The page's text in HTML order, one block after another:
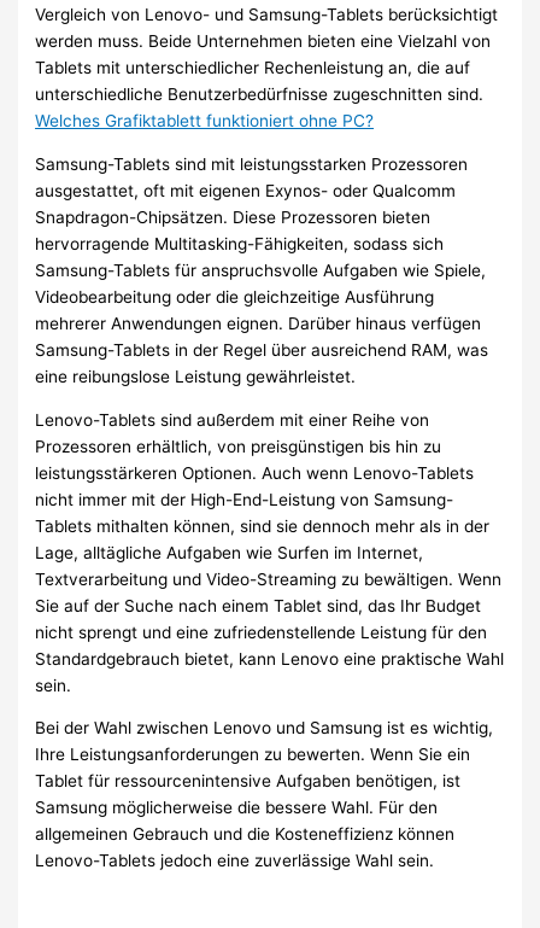
Vergleich von Lenovo- und Samsung-Tablets berücksichtigt
werden muss. Beide Unternehmen bieten eine Vielzahl von
Tablets mit unterschiedlicher Rechenleistung an, die auf
unterschiedliche Benutzerbedürfnisse zugeschnitten sind.
Welches Grafiktablett funktioniert ohne PC?
Samsung-Tablets sind mit leistungsstarken Prozessoren
ausgestattet, oft mit eigenen Exynos- oder Qualcomm
Snapdragon-Chipsätzen. Diese Prozessoren bieten
hervorragende Multitasking-Fähigkeiten, sodass sich
Samsung-Tablets für anspruchsvolle Aufgaben wie Spiele,
Videobearbeitung oder die gleichzeitige Ausführung
mehrerer Anwendungen eignen. Darüber hinaus verfügen
Samsung-Tablets in der Regel über ausreichend RAM, was
eine reibungslose Leistung gewährleistet.
Lenovo-Tablets sind außerdem mit einer Reihe von
Prozessoren erhältlich, von preisgünstigen bis hin zu
leistungsstärkeren Optionen. Auch wenn Lenovo-Tablets
nicht immer mit der High-End-Leistung von Samsung-
Tablets mithalten können, sind sie dennoch mehr als in der
Lage, alltägliche Aufgaben wie Surfen im Internet,
Textverarbeitung und Video-Streaming zu bewältigen. Wenn
Sie auf der Suche nach einem Tablet sind, das Ihr Budget
nicht sprengt und eine zufriedenstellende Leistung für den
Standardgebrauch bietet, kann Lenovo eine praktische Wahl
sein.
Bei der Wahl zwischen Lenovo und Samsung ist es wichtig,
Ihre Leistungsanforderungen zu bewerten. Wenn Sie ein
Tablet für ressourcenintensive Aufgaben benötigen, ist
Samsung möglicherweise die bessere Wahl. Für den
allgemeinen Gebrauch und die Kosteneffizienz können
Lenovo-Tablets jedoch eine zuverlässige Wahl sein.